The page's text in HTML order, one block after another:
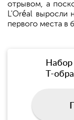
отрывом, а
L'Oréal выросли
первого места в
Набор
Т-